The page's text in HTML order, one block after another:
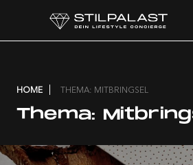
HOME THEMA: MITBRINGSEL
Thema: